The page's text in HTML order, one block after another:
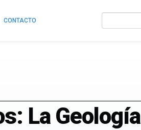
CONTACTO
La Geología